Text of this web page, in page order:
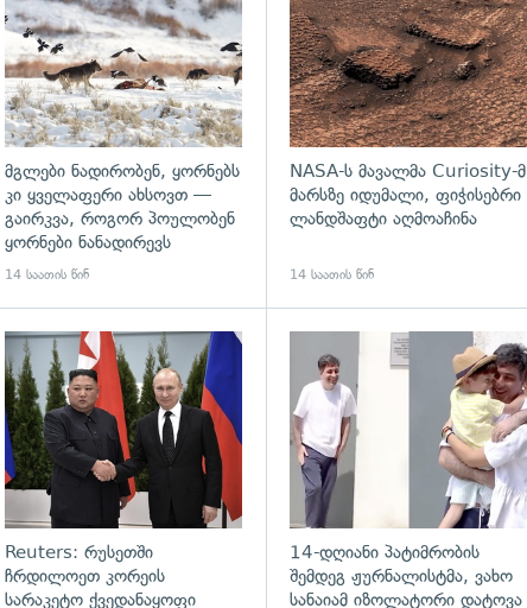
მგლები ნადირობენ, ყორნებს
კი ყველაფერი ახსოვთ —
გაირკვა, როგორ პოულობენ
ყორნები ნანადირევს
14 საათის წინ
NASA-ს მავალმა Curiosity-მ
მარსზე იდუმალი, ფიჭისებრი
ლანდშაფტი აღმოაჩინა
14 საათის წინ
გადახედვა გადახედვა
Reuters: რუსეთში
ჩრდილოეთ კორეის
სარაკეტო ქვედანაყოფი
14-დღიანი პატიმრობის
შემდეგ ჟურნალისტმა, ვახო
სანაიამ იზოლატორი დატოვა